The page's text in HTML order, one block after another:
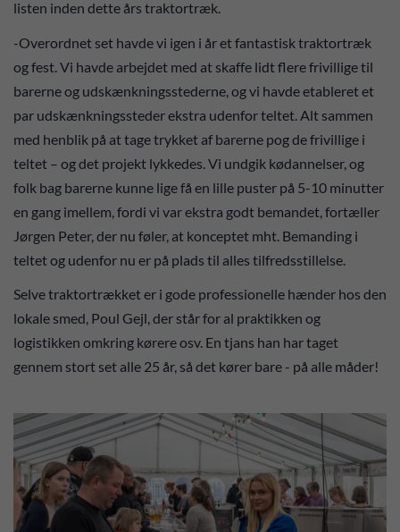
listen inden dette års traktortræk.
-Overordnet set havde vi igen i år et fantastisk traktortræk
og fest. Vi havde arbejdet med at skaffe lidt flere frivillige til
barerne og udskænkningsstederne, og vi havde etableret et
par udskænkningssteder ekstra udenfor teltet. Alt sammen
med henblik på at tage trykket af barerne pog de frivillige i
teltet – og det projekt lykkedes. Vi undgik kødannelser, og
folk bag barerne kunne lige få en lille puster på 5-10 minutter
en gang imellem, fordi vi var ekstra godt bemandet, fortæller
Jørgen Peter, der nu føler, at konceptet mht. Bemanding i
teltet og udenfor nu er på plads til alles tilfredsstillelse.
Selve traktortrækket er i gode professionelle hænder hos den
lokale smed, Poul Gejl, der står for al praktikken og
logistikken omkring kørere osv. En tjans han har taget
gennem stort set alle 25 år, så det kører bare - på alle måder!